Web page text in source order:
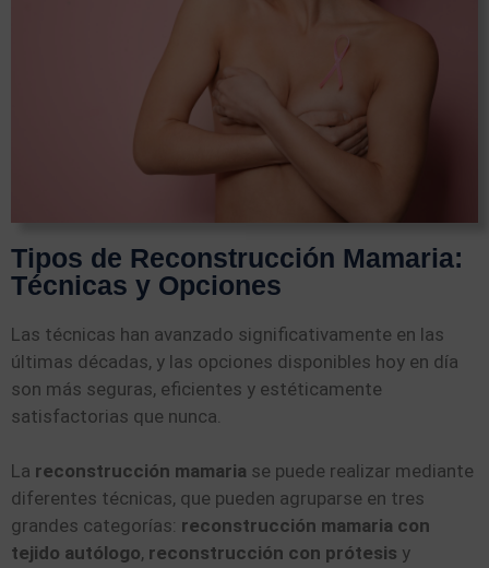
Tipos de Reconstrucción Mamaria:
Técnicas y Opciones
Las técnicas han avanzado significativamente en las
últimas décadas, y las opciones disponibles hoy en día
son más seguras, eficientes y estéticamente
satisfactorias que nunca.
La reconstrucción mamaria se puede realizar mediante
diferentes técnicas, que pueden agruparse en tres
grandes categorías: reconstrucción mamaria con
tejido autólogo, reconstrucción con prótesis y